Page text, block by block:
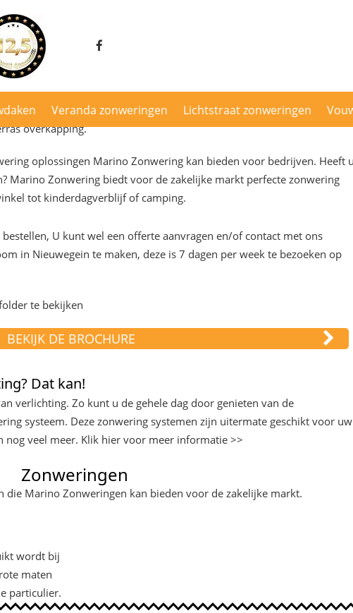
Veranda zonweringen Lichtstraat zonweringen
van Marino Zonweringen
overkapping.
oplossingen Marino Zonwering kan bieden voor bedrijven. Heeft
Marino Zonwering biedt voor de zakelijke markt perfecte zonwering
tot kinderdagverblijf of camping.
U kunt wel een offerte aanvragen en/of contact met ons
in Nieuwegein te maken, deze is 7 dagen per week te bezoeken op
te bekijken
BEKIJK DE BROCHURE
Dat kan!
verlichting. Zo kunt u de gehele dag door genieten van de
systeem. Deze zonwering systemen zijn uitermate geschikt voor uw
nog veel meer. Klik hier voor meer informatie >>
Zonweringen
die Marino Zonweringen kan bieden voor de zakelijke markt.
wordt bij
maten
particulier.